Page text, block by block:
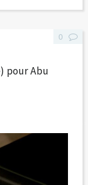
pour Abu
0